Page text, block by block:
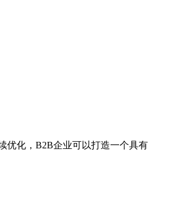
优化，B2B企业可以打造一个具有